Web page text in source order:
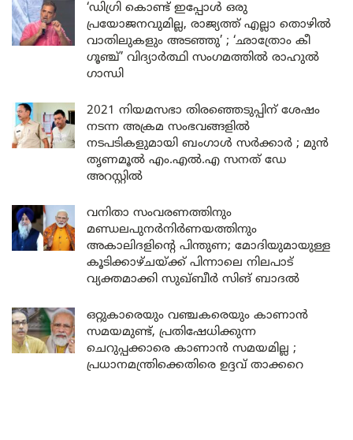
‘ഡിഗ്രി കൊണ്ട് ഇപ്പോൾ ഒരു
പ്രയോജനവുമില്ല, രാജ്യത്ത് എല്ലാ തൊഴിൽ
വാതിലുകളും അടഞ്ഞു’ ; ‘ഛാത്രോം കീ
ഗൂഞ്ച്’ വിദ്യാർത്ഥി സംഗമത്തിൽ രാഹുൽ
ഗാന്ധി
2021 നിയമസഭാ തിരഞ്ഞെടുപ്പിന് ശേഷം
നടന്ന അക്രമ സംഭവങ്ങളിൽ
നടപടികളുമായി ബംഗാൾ സർക്കാർ ; മുൻ
തൃണമൂൽ എം.എൽ.എ സനത് ഡേ
അറസ്റ്റിൽ
വനിതാ സംവരണത്തിനും
മണ്ഡലപുനർനിർണയത്തിനും
അകാലിദളിന്റെ പിന്തുണ; മോദിയുമായുള്ള
കൂടിക്കാഴ്ചയ്ക്ക് പിന്നാലെ നിലപാട്
വ്യക്തമാക്കി സുഖ്ബീർ സിങ് ബാദൽ
ഒറ്റുകാരെയും വഞ്ചകരെയും കാണാൻ
സമയമുണ്ട്, പ്രതിഷേധിക്കുന്ന
ചെറുപ്പക്കാരെ കാണാൻ സമയമില്ല ;
പ്രധാനമന്ത്രിക്കെതിരെ ഉദ്ദവ് താക്കറെ